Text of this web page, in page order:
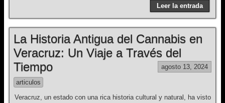
Leer la entrada
La Historia Antigua del Cannabis en
Veracruz: Un Viaje a Través del
Tiempo
agosto 13, 2024
articulos
Veracruz, un estado con una rica historia cultural y natural, ha visto